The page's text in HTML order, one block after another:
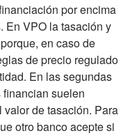
por encima
En VPO la tasación y
en caso de
de precio regulado
En las segundas
suelen
de tasación. Para
otro banco acepte si